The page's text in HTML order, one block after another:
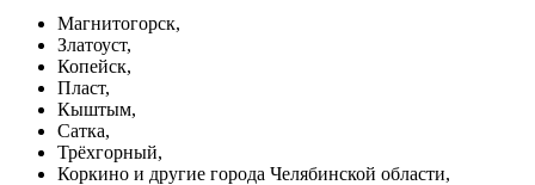
Магнитогорск,
Златоуст,
Копейск,
Пласт,
Кыштым,
Сатка,
Трёхгорный,
Коркино и другие города Челябинской области,